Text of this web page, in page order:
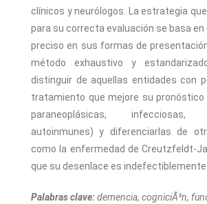
clínicos y neurólogos. La estrategia
para su correcta evaluación se basa
preciso en sus formas de
método exhaustivo y
distinguir de aquellas entidades con
tratamiento que mejore su pronóstico
paraneoplásicas, infecciosas,
autoinmunes) y diferenciarlas de
como la enfermedad de Creutzfeldt-
que su desenlace es indefectiblemente
Palabras clave:demencia, cogniciÃ³n,